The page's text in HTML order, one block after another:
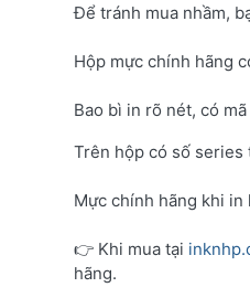
Để tránh mua nhầm,
Hộp mực chính hãng
Bao bì in rõ nét, có
Trên hộp có số series
Mực chính hãng khi
👉 Khi mua tại
hãng.